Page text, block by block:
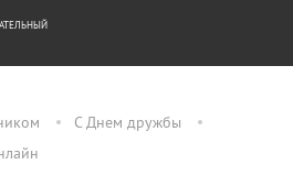
С Днем дружбы
ДЕНЬГИ